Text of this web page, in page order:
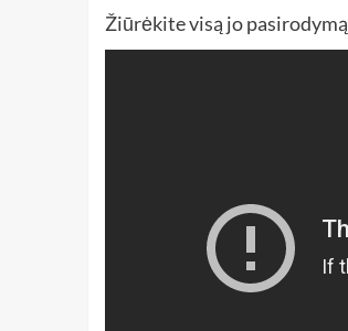
Žiūrėkite visą jo pasirodymą